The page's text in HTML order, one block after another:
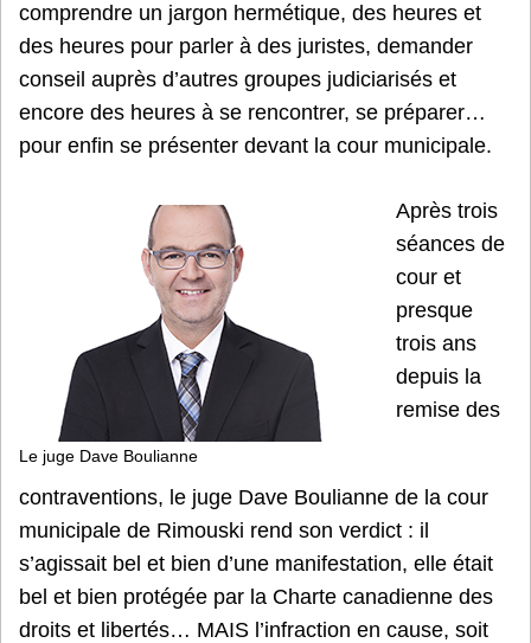
comprendre un jargon hermétique, des heures et
des heures pour parler à des juristes, demander
conseil auprès d’autres groupes judiciarisés et
encore des heures à se rencontrer, se préparer…
pour enfin se présenter devant la cour municipale.
Le juge Dave Boulianne
Après trois
séances de
cour et
presque
trois ans
depuis la
remise des
contraventions, le juge Dave Boulianne de la cour
municipale de Rimouski rend son verdict : il
s’agissait bel et bien d’une manifestation, elle était
bel et bien protégée par la Charte canadienne des
droits et libertés… MAIS l’infraction en cause, soit